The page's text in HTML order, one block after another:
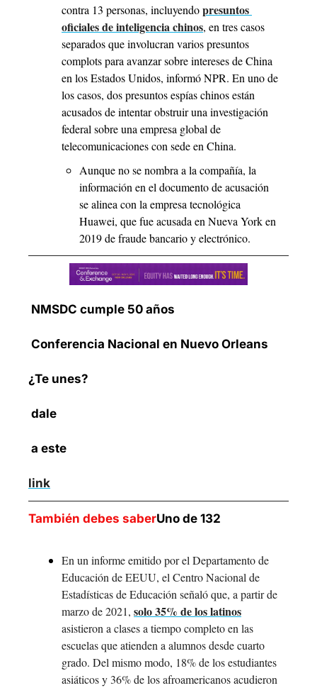
contra 13 personas, incluyendo presuntos
oficiales de inteligencia chinos, en tres casos
separados que involucran varios presuntos
complots para avanzar sobre intereses de China
en los Estados Unidos, informó NPR. En uno de
los casos, dos presuntos espías chinos están
acusados ​​de intentar obstruir una investigación
federal sobre una empresa global de
telecomunicaciones con sede en China.
Aunque no se nombra a la compañía, la
información en el documento de acusación
se alinea con la empresa tecnológica
Huawei, que fue acusada en Nueva York en
2019 de fraude bancario y electrónico.
NMSDC cumple 50 años
Conferencia Nacional en Nuevo Orleans
¿Te unes?
dale
a este
link
También debes saberUno de 132
En un informe emitido por el Departamento de
Educación de EEUU, el Centro Nacional de
Estadísticas de Educación señaló que, a partir de
marzo de 2021, solo 35% de los latinos
asistieron a clases a tiempo completo en las
escuelas que atienden a alumnos desde cuarto
grado. Del mismo modo, 18% de los estudiantes
asiáticos y 36% de los afroamericanos acudieron